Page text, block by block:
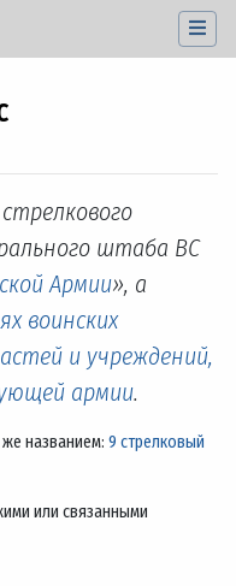
штаба ВС
Армии», а
воинских
и учреждений,
армии.
названием: 9 стрелковый
или связанными